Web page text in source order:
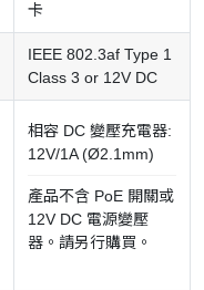
卡
IEEE 802.3af Type 1
Class 3 or 12V DC
相容 DC 變壓充電器:
12V/1A (Ø2.1mm)
產品不含 PoE 開關或
12V DC 電源變壓
器。請另行購買。